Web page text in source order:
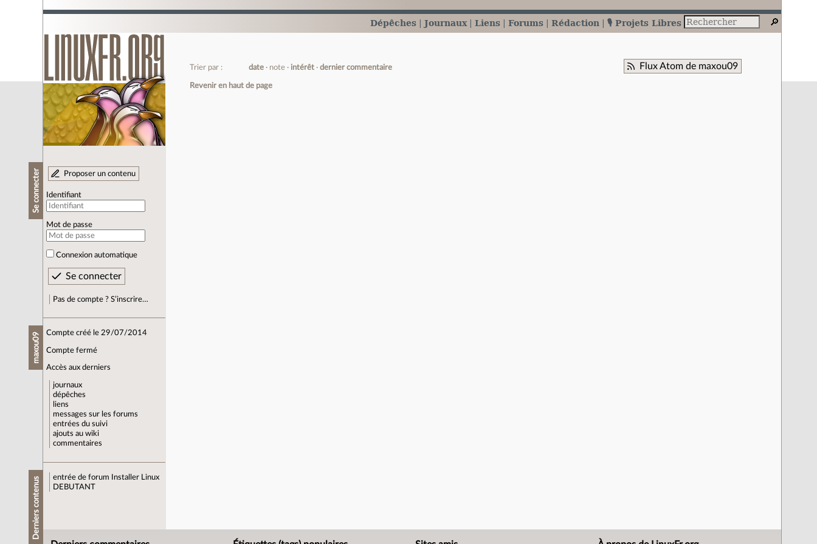
Dépêches Journaux Liens Forums Rédaction 🎙️ Projets Libres
Se connecter Proposer un contenu
Identifiant
Mot de passe
Connexion automatique
Pas de compte ? S’inscrire…
maxou09 Compte créé le 29/07/2014
Compte fermé
Accès aux derniers
journaux
dépêches
liens
messages sur les forums
entrées du suivi
ajouts au wiki
commentaires
Derniers contenus entrée de forum
Installer Linux
DEBUTANT
Flux Atom de maxou09
Trier par : date note intérêt dernier commentaire
Revenir en haut de page